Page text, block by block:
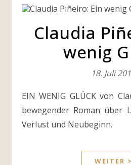
Claudia
wenig
18. Juli
EIN WENIG GLÜCK von Claudia Piñeiro ist ein
bewegender Roman über
Verlust und Neubeginn.
WEITER >